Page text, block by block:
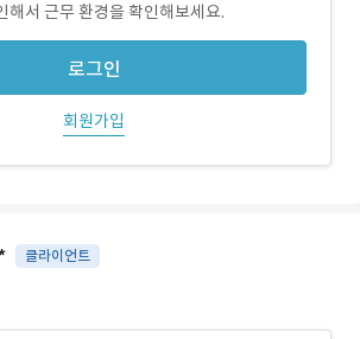
해서 근무 환경을 확인해보세요.
로그인
회원가입
클라이언트